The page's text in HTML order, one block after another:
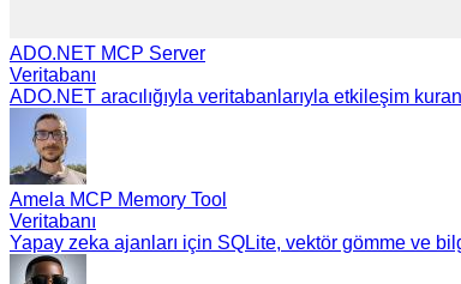
ADO.NET MCP Server
Veritabanı
ADO.NET aracılığıyla veritabanlarıyla etkileşim
Amela MCP Memory Tool
Veritabanı
Yapay zeka ajanları için SQLite, vektör gömme ve